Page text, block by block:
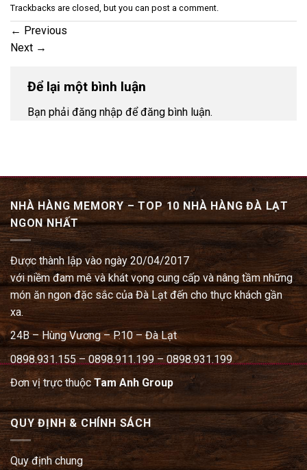
Trackbacks are closed, but you can post a comment.
← Previous
Next →
Để lại một bình luận
Bạn phải đăng nhập để đăng bình luận.
NHÀ HÀNG MEMORY – TOP 10 NHÀ HÀNG ĐÀ LẠT
NGON NHẤT
Được thành lập vào ngày 20/04/2017
với niềm đam mê và khát vọng cung cấp và nâng tầm những
món ăn ngon đặc sắc của Đà Lạt đến cho thực khách gần
xa.
24B – Hùng Vương – P.10 – Đà Lạt
0898.931.155 – 0898.911.199 – 0898.931.199
Đơn vị trực thuộcTam Anh Group
QUY ĐỊNH & CHÍNH SÁCH
Quy định chung